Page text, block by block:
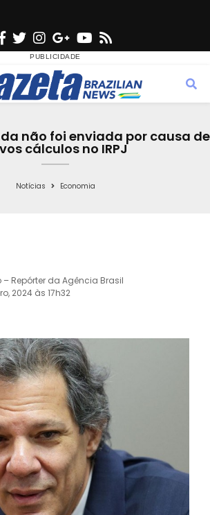
F
c
e
o
T
w
i
t
e
n
s
t
g
r
a
G
o
o
g
e
Y
u
t
b
s
não foi enviada por causa de
cálculos no IRPJ
Notícias Economia
– Repórter da Agência Brasil
2024 às 17h32